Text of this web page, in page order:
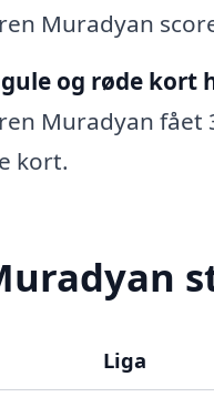
Muradyan
og røde kort
Muradyan
kort.
Liga